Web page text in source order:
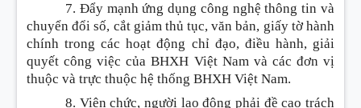
7. Đẩy mạnh ứng dụng công nghệ thông tin và
chuyển đổi số, cắt giảm thủ tục, văn bản, giấy tờ hành
chính trong các hoạt động chỉ đạo, điều hành, giải
quyết công việc của BHXH Việt Nam và các đơn vị
thuộc và trực thuộc hệ thống BHXH Việt Nam.
8. Viên chức, người lao động phải đề cao trách